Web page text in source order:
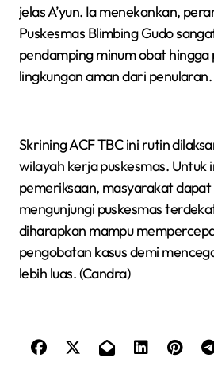
jelas A’yun. Ia menekankan,
Puskesmas Blimbing Gudo
pendamping minum obat hingga
lingkungan aman dari penularan.
Skrining ACF TBC ini rutin
wilayah kerja puskesmas. Untuk
pemeriksaan, masyarakat dapat
mengunjungi puskesmas
diharapkan mampu
pengobatan kasus demi
lebih luas. (Candra)